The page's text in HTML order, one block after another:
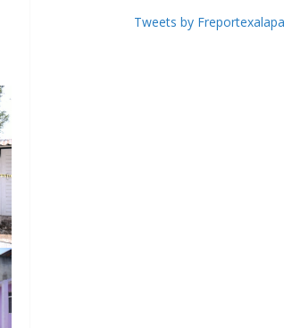
Tweets by Freportexalapa